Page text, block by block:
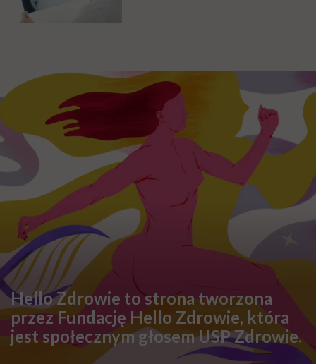
Hello Zdrowie to strona tworzona
przez Fundację Hello Zdrowie, która
jest społecznym głosem USP Zdrowie.